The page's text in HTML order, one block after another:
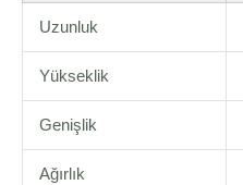
Uzunluk
Yükseklik
Genişlik
Ağırlık